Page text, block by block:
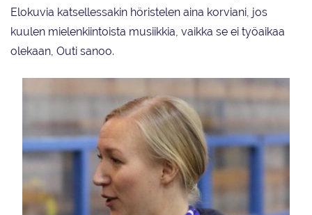
Elokuvia katsellessakin höristelen aina korviani, jos
kuulen mielenkiintoista musiikkia, vaikka se ei työaikaa
olekaan, Outi sanoo.